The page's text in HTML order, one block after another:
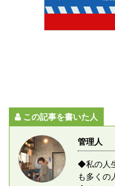
この記事を書いた人
管理人
◆私の人
も多くの